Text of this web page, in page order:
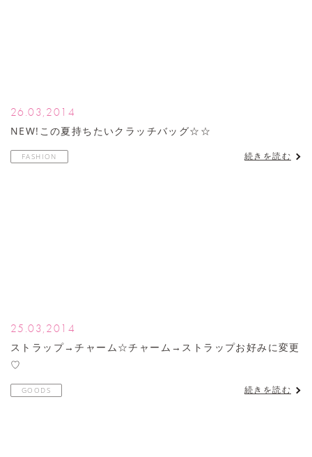
26.03,2014
NEW!この夏持ちたいクラッチバッグ☆☆
FASHION 続きを読む
25.03,2014
ストラップ→チャーム☆チャーム→ストラップお好みに変更
♡
GOODS 続きを読む